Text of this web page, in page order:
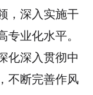
，深入实施干
业化水平。
化深入贯彻中
不断完善作风